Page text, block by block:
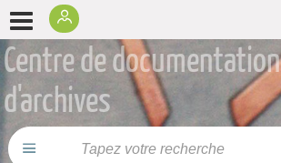
Centre de
d'archives